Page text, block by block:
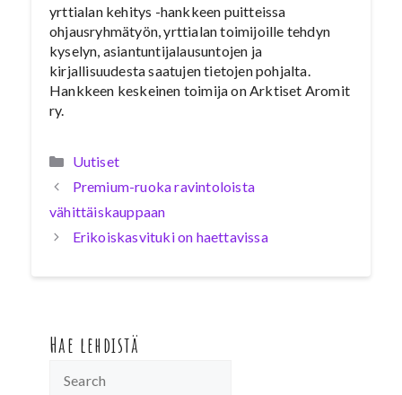
yrttialan kehitys -hankkeen puitteissa
ohjausryhmätyön, yrttialan toimijoille tehdyn
kyselyn, asiantuntijalausuntojen ja
kirjallisuudesta saatujen tietojen pohjalta.
Hankkeen keskeinen toimija on Arktiset Aromit
ry.
Kategoriat
Uutiset
Premium-ruoka ravintoloista
vähittäiskauppaan
Erikoiskasvituki on haettavissa
Hae lehdistä